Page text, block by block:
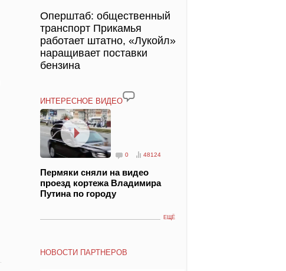
Оперштаб: общественный
транспорт Прикамья
работает штатно, «Лукойл»
наращивает поставки
бензина
ИНТЕРЕСНОЕ ВИДЕО
0 48124
Пермяки сняли на видео
проезд кортежа Владимира
Путина по городу
ЕЩЁ
НОВОСТИ ПАРТНЕРОВ